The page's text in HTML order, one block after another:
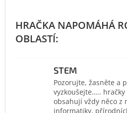
STEM
Pozorujte, žasněte a
vyzkoušejte….. hračky
obsahují vždy něco z
informatiky,